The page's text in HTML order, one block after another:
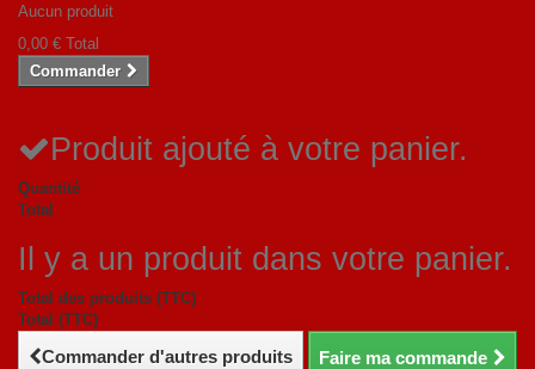
Aucun produit
0,00 € Total
Commander
Produit ajouté à votre panier.
Quantité
Total
Il y a un produit dans votre panier.
Total des produits (TTC)
Total (TTC)
Commander d'autres produits Faire ma commande